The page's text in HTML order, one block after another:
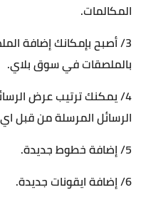
المكالمات.
3/ أصبح بإمكانك إضافة
بالملصقات في سوق بلاي.
4/ يمكنك ترتيب عرض
الرسائل المرسلة من
5/ إضافة خطوط جديدة.
6/ إضافة ايقونات جديدة.